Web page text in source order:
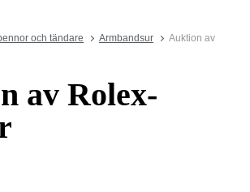
och tändare Armbandsur
Auktion av
av Rolex-